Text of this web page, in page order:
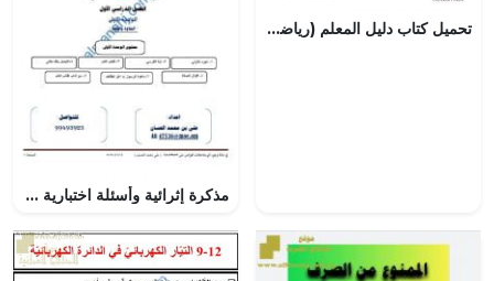
تحميل كتاب دليل المعلم (رياضيات) الأول
مذكرة إثرائية وأسئلة اختبارية في الوحدة الأولى (التلاوة والحفظ) (تربية اسلامية) الخامس